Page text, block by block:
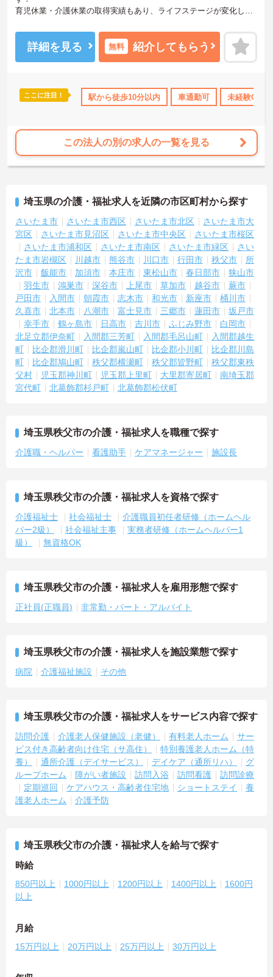
寮・借り上げ 住宅手当・補助 託児所・育児補助 年間休
育児休業・介護休業の取得実績もあり、ライフステージが変化して
また、24時間預かり可能の保育室も完備されているため、子育て中
の方にもオススメです。
ご興味ある方には、面接対策ポイントなど、さらに詳細をお話しい
詳細を見る 無料 紹介してもらう
ここに注目！ 駅から徒歩10分以内 車通勤可 未経験OK
この法人の別の求人の一覧を見る
埼玉県の介護・福祉求人を近隣の市区町村から探す
さいたま市 さいたま市西区 さいたま市北区
さいたま市大
宮区
さいたま市見沼区 さいたま市中央区
さいたま市桜区
さいたま市浦和区
さいたま市南区 さいたま市緑区
さい
たま市岩槻区
川越市 熊谷市 川口市 行田市 秩父市
所
沢市
飯能市 加須市 本庄市 東松山市 春日部市
狭山市
羽生市
鴻巣市 深谷市 上尾市 草加市 越谷市
蕨市
戸田市
入間市 朝霞市 志木市 和光市 新座市
桶川市
久喜市
北本市 八潮市 富士見市 三郷市 蓮田市
坂戸市
幸手市
鶴ヶ島市 日高市 吉川市 ふじみ野市
白岡市
北足立郡伊奈町
入間郡三芳町 入間郡毛呂山町
入間郡越生
町
比企郡滑川町 比企郡嵐山町 比企郡小川町
比企郡川島
町
比企郡鳩山町 秩父郡横瀬町 秩父郡皆野町
秩父郡東秩
父村
児玉郡神川町 児玉郡上里町 大里郡寄居町
南埼玉郡
宮代町
北葛飾郡杉戸町 北葛飾郡松伏町
埼玉県秩父市の介護・福祉求人を職種で探す
介護職・ヘルパー 看護助手 ケアマネージャー 施設長
埼玉県秩父市の介護・福祉求人を資格で探す
介護福祉士 社会福祉士
介護職員初任者研修（ホームヘル
パー2級）
社会福祉主事
実務者研修（ホームヘルパー1
級）
無資格OK
埼玉県秩父市の介護・福祉求人を雇用形態で探す
正社員(正職員) 非常勤・パート・アルバイト
埼玉県秩父市の介護・福祉求人を施設業態で探す
病院 介護福祉施設 その他
埼玉県秩父市の介護・福祉求人をサービス内容で探す
訪問介護 介護老人保健施設（老健） 有料老人ホーム
サー
ビス付き高齢者向け住宅（サ高住）
特別養護老人ホーム（特
養）
通所介護（デイサービス） デイケア（通所リハ）
グ
ループホーム
障がい者施設 訪問入浴 訪問看護
訪問診療
定期巡回
ケアハウス・高齢者住宅地 ショートステイ
養
護老人ホーム
介護予防
埼玉県秩父市の介護・福祉求人を給与で探す
時給
850円以上 1000円以上 1200円以上 1400円以上
1600円
以上
月給
15万円以上 20万円以上 25万円以上 30万円以上